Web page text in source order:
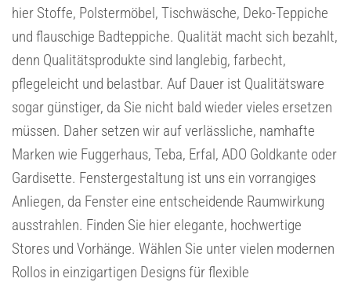
hier Stoffe, Polstermöbel, Tischwäsche, Deko-Teppiche
und flauschige Badteppiche. Qualität macht sich bezahlt,
denn Qualitätsprodukte sind langlebig, farbecht,
pflegeleicht und belastbar. Auf Dauer ist Qualitätsware
sogar günstiger, da Sie nicht bald wieder vieles ersetzen
müssen. Daher setzen wir auf verlässliche, namhafte
Marken wie Fuggerhaus, Teba, Erfal, ADO Goldkante oder
Gardisette. Fenstergestaltung ist uns ein vorrangiges
Anliegen, da Fenster eine entscheidende Raumwirkung
ausstrahlen. Finden Sie hier elegante, hochwertige
Stores und Vorhänge. Wählen Sie unter vielen modernen
Rollos in einzigartigen Designs für flexible